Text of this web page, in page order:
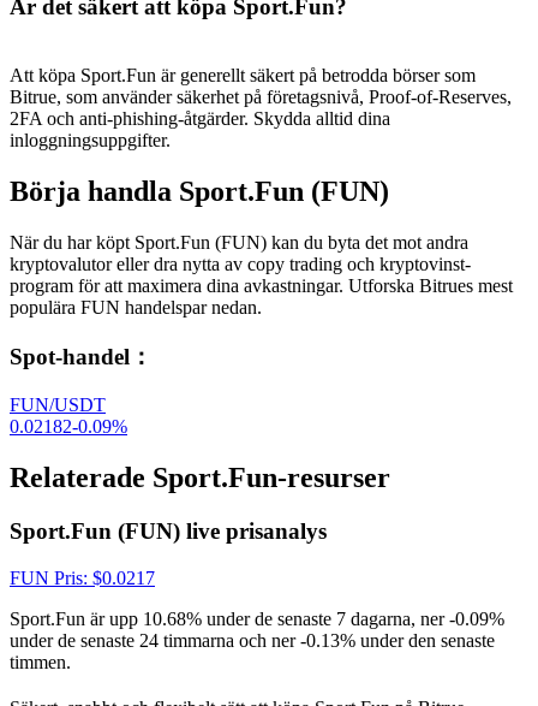
Är det säkert att köpa Sport.Fun?
Att köpa Sport.Fun är generellt säkert på betrodda börser som
Bitrue, som använder säkerhet på företagsnivå, Proof-of-Reserves,
2FA och anti-phishing-åtgärder. Skydda alltid dina
inloggningsuppgifter.
Börja handla Sport.Fun (FUN)
När du har köpt Sport.Fun (FUN) kan du byta det mot andra
kryptovalutor eller dra nytta av copy trading och kryptovinst-
program för att maximera dina avkastningar. Utforska Bitrues mest
populära FUN handelspar nedan.
Spot-handel ：
FUN/USDT
0.02182-0.09%
Relaterade Sport.Fun-resurser
Sport.Fun (FUN) live prisanalys
FUN Pris: $0.0217
Sport.Fun är upp 10.68% under de senaste 7 dagarna, ner -0.09%
under de senaste 24 timmarna och ner -0.13% under den senaste
timmen.